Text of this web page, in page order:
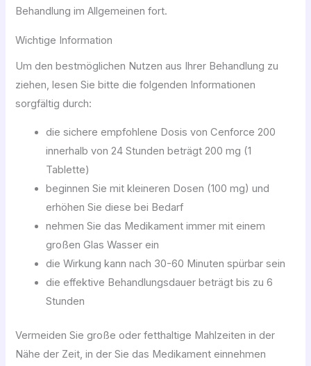
Behandlung im Allgemeinen fort.
Wichtige Information
Um den bestmöglichen Nutzen aus Ihrer Behandlung zu
ziehen, lesen Sie bitte die folgenden Informationen
sorgfältig durch:
die sichere empfohlene Dosis von Cenforce 200
innerhalb von 24 Stunden beträgt 200 mg (1
Tablette)
beginnen Sie mit kleineren Dosen (100 mg) und
erhöhen Sie diese bei Bedarf
nehmen Sie das Medikament immer mit einem
großen Glas Wasser ein
die Wirkung kann nach 30-60 Minuten spürbar sein
die effektive Behandlungsdauer beträgt bis zu 6
Stunden
Vermeiden Sie große oder fetthaltige Mahlzeiten in der
Nähe der Zeit, in der Sie das Medikament einnehmen